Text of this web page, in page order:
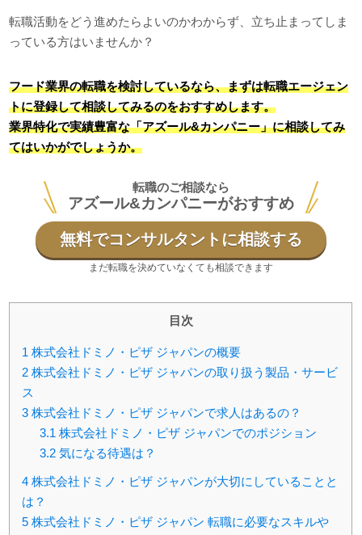
転職活動をどう進めたらよいのかわからず、立ち止まってしま
っている方はいませんか？
フード業界の転職を検討しているなら、まずは転職エージェン
トに登録して相談してみるのをおすすめします。
業界特化で実績豊富な「アズール&カンパニー」に相談してみ
てはいかがでしょうか。
転職のご相談なら
アズール&カンパニーがおすすめ
無料でコンサルタントに相談する
まだ転職を決めていなくても相談できます
目次
1 株式会社ドミノ・ピザ ジャパンの概要
2 株式会社ドミノ・ピザ ジャパンの取り扱う製品・サービ
ス
3 株式会社ドミノ・ピザ ジャパンで求人はあるの？
3.1 株式会社ドミノ・ピザ ジャパンでのポジション
3.2 気になる待遇は？
4 株式会社ドミノ・ピザ ジャパンが大切にしていることと
は？
5 株式会社ドミノ・ピザ ジャパン 転職に必要なスキルや